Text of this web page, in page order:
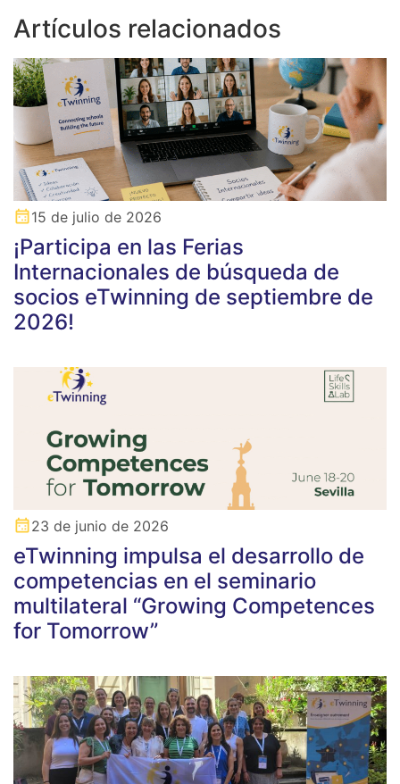
Artículos relacionados
15 de julio de 2026
¡Participa en las Ferias
Internacionales de búsqueda de
socios eTwinning de septiembre de
2026!
23 de junio de 2026
eTwinning impulsa el desarrollo de
competencias en el seminario
multilateral “Growing Competences
for Tomorrow”